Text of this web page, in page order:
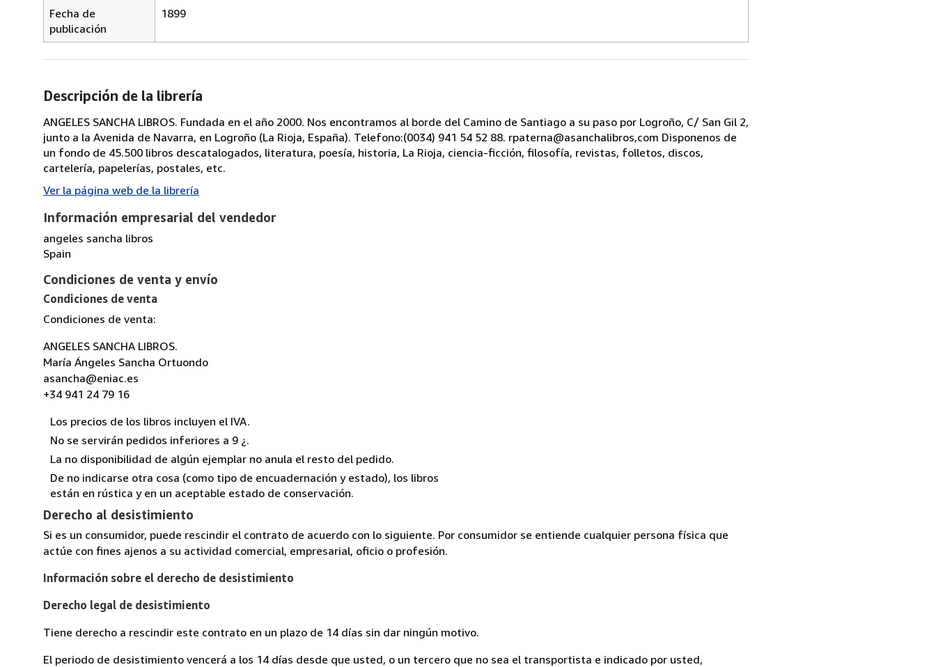
Fecha de
publicación
1899
Descripción de la librería
ANGELES SANCHA LIBROS. Fundada en el año 2000. Nos encontramos al borde del Camino de Santiago a su paso por Logroño, C/ San Gil 2,
junto a la Avenida de Navarra, en Logroño (La Rioja, España). Telefono:(0034) 941 54 52 88. rpaterna@asanchalibros,com Disponenos de
un fondo de 45.500 libros descatalogados, literatura, poesía, historia, La Rioja, ciencia-ficción, filosofía, revistas, folletos, discos,
cartelería, papelerías, postales, etc.
Ver la página web de la librería
Información empresarial del vendedor
angeles sancha libros
Spain
Condiciones de venta y envío
Condiciones de venta
Condiciones de venta:
ANGELES SANCHA LIBROS.
María Ángeles Sancha Ortuondo
asancha@eniac.es
+34 941 24 79 16
Los precios de los libros incluyen el IVA.
No se servirán pedidos inferiores a 9 ¿.
La no disponibilidad de algún ejemplar no anula el resto del pedido.
De no indicarse otra cosa (como tipo de encuadernación y estado), los libros
están en rústica y en un aceptable estado de conservación.
Derecho al desistimiento
Si es un consumidor, puede rescindir el contrato de acuerdo con lo siguiente. Por consumidor se entiende cualquier persona física que
actúe con fines ajenos a su actividad comercial, empresarial, oficio o profesión.
Información sobre el derecho de desistimiento
Derecho legal de desistimiento
Tiene derecho a rescindir este contrato en un plazo de 14 días sin dar ningún motivo.
El periodo de desistimiento vencerá a los 14 días desde que usted, o un tercero que no sea el transportista e indicado por usted,